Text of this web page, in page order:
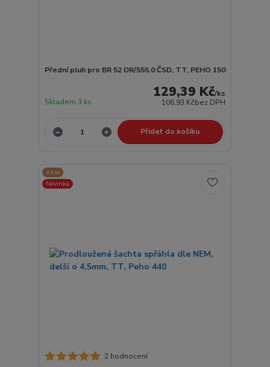
Přední pluh pro BR 52 DR/555.0 ČSD, TT, PEHO 150
129,39 Kč/ks
106,93 Kčbez DPH
Skladem 3 ks
Přidat do košíku
Akce
Novinka
2 hodnocení